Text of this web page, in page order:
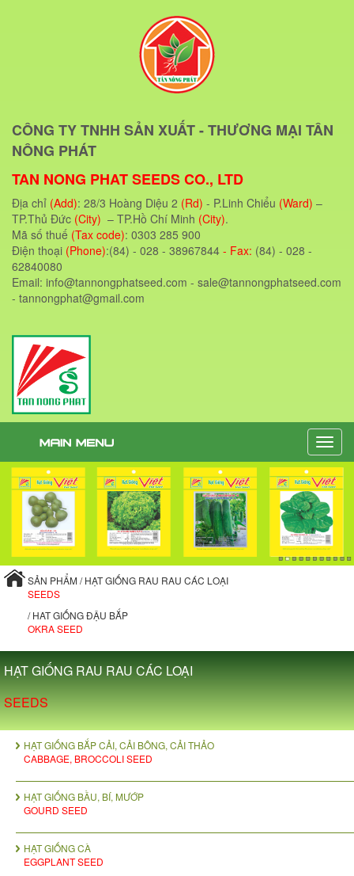
CÔNG TY TNHH SẢN XUẤT - THƯƠNG MẠI TÂN
NÔNG PHÁT
TAN NONG PHAT SEEDS CO., LTD
Địa chỉ (Add): 28/3 Hoàng Diệu 2 (Rd) - P.Linh Chiểu (Ward) –
TP.Thủ Đức (City) – TP.Hồ Chí Minh (City).
Mã số thuế (Tax code): 0303 285 900
Điện thoại (Phone):(84) - 028 - 38967844 - Fax: (84) - 028 -
62840080
Email: info@tannongphatseed.com - sale@tannongphatseed.com
- tannongphat@gmail.com
Toggle
SẢN PHẨM / HẠT GIỐNG RAU RAU CÁC LOẠI
SEEDS
/ HAT GIỐNG ĐẬU BẮP
OKRA SEED
HẠT GIỐNG RAU RAU CÁC LOẠI
SEEDS
HẠT GIỐNG BẮP CẢI, CẢI BÔNG, CẢI THẢO
CABBAGE, BROCCOLI SEED
HẠT GIỐNG BẦU, BÍ, MƯỚP
GOURD SEED
HẠT GIỐNG CÀ
EGGPLANT SEED